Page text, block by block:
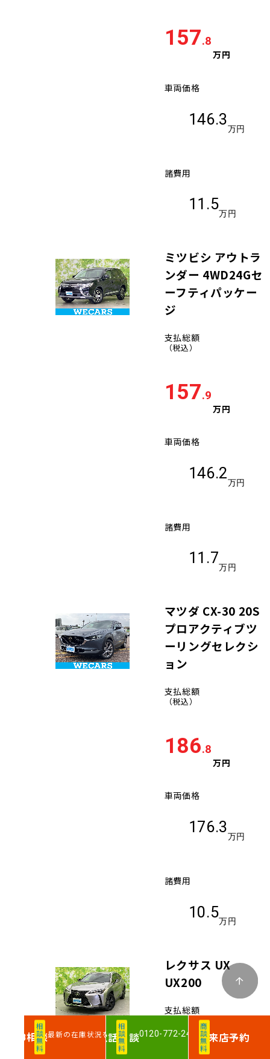
157.8
万円
車両価格
146.3
万円
諸費用
11.5
万円
ミツビシ アウトラ
ンダー 4WD24Gセ
ーフティパッケー
ジ
支払総額
（税込）
157.9
万円
車両価格
146.2
万円
諸費用
11.7
万円
マツダ CX-30 20S
プロアクティブツ
ーリングセレクシ
ョン
支払総額
（税込）
186.8
万円
車両価格
176.3
万円
諸費用
10.5
万円
レクサス UX
UX200
支払総額
相談無料
WEB相談最新の在庫状況を確認
相談無料
電話相談0120-772-240 商談無料来店予約